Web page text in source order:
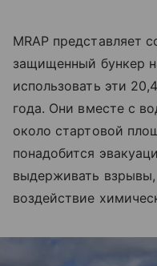
MRAP представляет
защищенный бункер
использовать эти
года. Они вместе с
около стартовой
понадобится
выдерживать
воздействие